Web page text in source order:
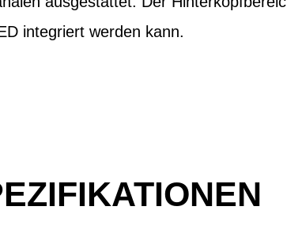
integriert werden kann.